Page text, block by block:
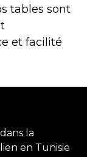
tables sont
et facilité
la
en Tunisie